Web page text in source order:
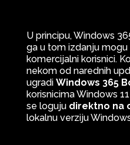
U principu, Windows
ga u tom izdanju
komercijalni korisnici.
nekom od narednih
ugradi Windows 365
korisnicima Windows
se loguju direktno na
lokalnu verziju